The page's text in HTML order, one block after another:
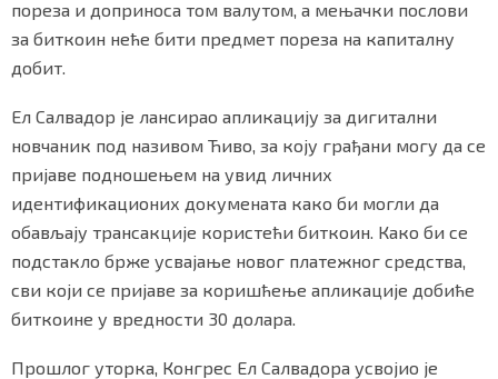
пореза и доприноса том валутом, а мењачки послови
за биткоин неће бити предмет пореза на капиталну
добит.
Ел Салвадор је лансирао апликацију за дигитални
новчаник под називом Ћиво, за коју грађани могу да се
пријаве подношењем на увид личних
идентификационих докумената како би могли да
обављају трансакције користећи биткоин. Како би се
подстакло брже усвајање новог платежног средства,
сви који се пријаве за коришћење апликације добиће
биткоине у вредности 30 долара.
Прошлог уторка, Конгрес Ел Салвадора усвојио је